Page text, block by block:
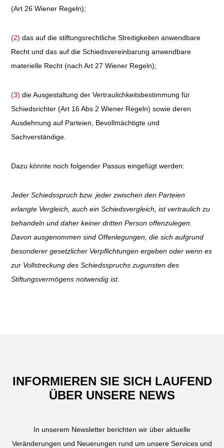
(Art 26 Wiener Regeln);
(2) das auf die stiftungsrechtliche Streitigkeiten anwendbare
Recht und das auf die Schiedsvereinbarung anwendbare
materielle Recht (nach Art 27 Wiener Regeln);
(3) die Ausgestaltung der Vertraulichkeitsbestimmung für
Schiedsrichter (Art 16 Abs 2 Wiener Regeln) sowie deren
Ausdehnung auf Parteien, Bevollmächtigte und
Sachverständige.
Dazu könnte noch folgender Passus eingefügt werden:
Jeder Schiedsspruch bzw. jeder zwischen den Parteien
erlangte Vergleich, auch ein Schiedsvergleich, ist vertraulich zu
behandeln und daher keiner dritten Person offenzulegen.
Davon ausgenommen sind Offenlegungen, die sich aufgrund
besonderer gesetzlicher Verpflichtungen ergeben oder wenn es
zur Vollstreckung des Schiedsspruchs zugunsten des
Stiftungsvermögens notwendig ist.
INFORMIEREN SIE SICH LAUFEND
ÜBER UNSERE NEWS
In unserem Newsletter berichten wir über aktuelle
Veränderungen und Neuerungen rund um unsere Services und